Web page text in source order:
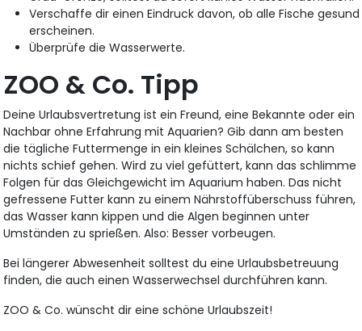
Verschaffe dir einen Eindruck davon, ob alle Fische gesund
erscheinen.
Überprüfe die Wasserwerte.
ZOO & Co. Tipp
Deine Urlaubsvertretung ist ein Freund, eine Bekannte oder ein
Nachbar ohne Erfahrung mit Aquarien? Gib dann am besten
die tägliche Futtermenge in ein kleines Schälchen, so kann
nichts schief gehen. Wird zu viel gefüttert, kann das schlimme
Folgen für das Gleichgewicht im Aquarium haben. Das nicht
gefressene Futter kann zu einem Nährstoffüberschuss führen,
das Wasser kann kippen und die Algen beginnen unter
Umständen zu sprießen. Also: Besser vorbeugen.
Bei längerer Abwesenheit solltest du eine Urlaubsbetreuung
finden, die auch einen Wasserwechsel durchführen kann.
ZOO & Co. wünscht dir eine schöne Urlaubszeit!